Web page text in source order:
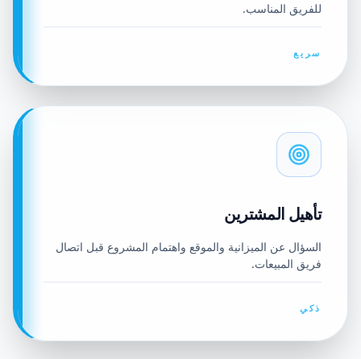
للفريق المناسب.
سريع
تأهيل المشترين
السؤال عن الميزانية والموقع واهتمام المشروع قبل اتصال
فريق المبيعات.
ذكي